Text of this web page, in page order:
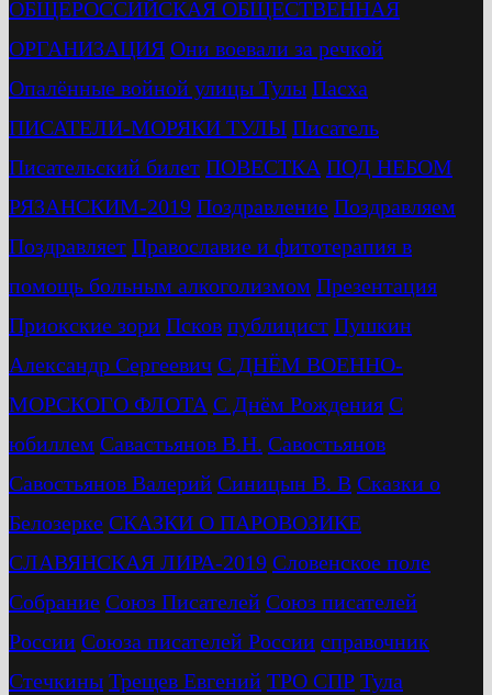
ОБЩЕРОССИЙСКАЯ ОБЩЕСТВЕННАЯ
ОРГАНИЗАЦИЯ Они воевали за речкой
Опалённые войной улицы Тулы Пасха
ПИСАТЕЛИ-МОРЯКИ ТУЛЫ Писатель
Писательский билет ПОВЕСТКА ПОД НЕБОМ
РЯЗАНСКИМ-2019 Поздравление Поздравляем
Поздравляет Православие и фитотерапия в
помощь больным алкоголизмом Презентация
Приокские зори Псков публицист Пушкин
Александр Сергеевич С ДНЁМ ВОЕННО-
МОРСКОГО ФЛОТА С Днём Рождения С
юбиллем Савастьянов В.Н. Савостьянов
Савостьянов Валерий Синицын В. В Сказки о
Белозерке СКАЗКИ О ПАРОВОЗИКЕ
СЛАВЯНСКАЯ ЛИРА-2019 Словенское поле
Собрание Союз Писателей Союз писателей
России Союза писателей России справочник
Стечкины Трещев Евгений ТРО СПР Тула